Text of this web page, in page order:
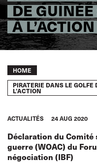
DE GUINÉE
À L’ACTION
Breadcrumb
HOME
PIRATERIE DANS LE GOLFE
L’ACTION
ACTUALITÉS 24 AUG 2020
Déclaration du Comité
guerre (WOAC) du
négociation (IBF)